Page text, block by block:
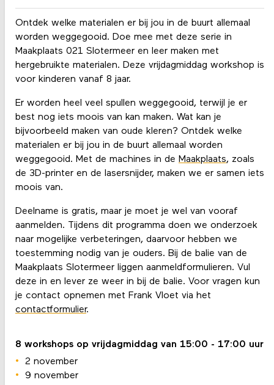
Ontdek welke materialen er bij jou in de buurt allemaal
worden weggegooid. Doe mee met deze serie in
Maakplaats 021 Slotermeer en leer maken met
hergebruikte materialen. Deze vrijdagmiddag workshop is
voor kinderen vanaf 8 jaar.
Er worden heel veel spullen weggegooid, terwijl je er
best nog iets moois van kan maken. Wat kan je
bijvoorbeeld maken van oude kleren? Ontdek welke
materialen er bij jou in de buurt allemaal worden
weggegooid. Met de machines in de Maakplaats, zoals
de 3D-printer en de lasersnijder, maken we er samen iets
moois van.
Deelname is gratis, maar je moet je wel van vooraf
aanmelden. Tijdens dit programma doen we onderzoek
naar mogelijke verbeteringen, daarvoor hebben we
toestemming nodig van je ouders. Bij de balie van de
Maakplaats Slotermeer liggen aanmeldformulieren. Vul
deze in en lever ze weer in bij de balie. Voor vragen kun
je contact opnemen met Frank Vloet via het
contactformulier.
8 workshops op vrijdagmiddag van 15:00 - 17:00 uur
2 november
9 november